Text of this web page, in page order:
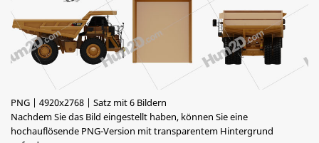
PNG | 4920x2768 | Satz mit 6 Bildern
Nachdem Sie das Bild eingestellt haben, können Sie eine
hochauflösende PNG-Version mit transparentem Hintergrund